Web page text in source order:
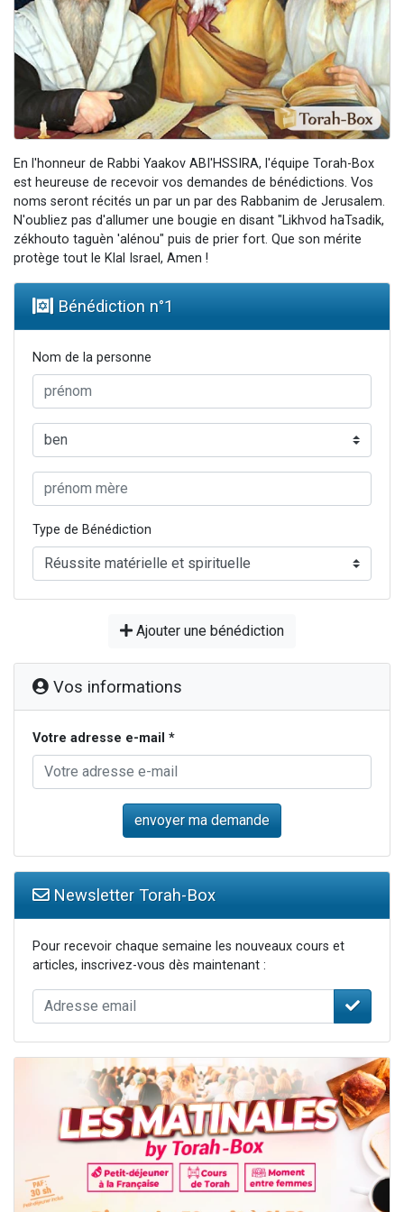
Nouvelle émission radio : Visions de grandeur n°104 : Le Chabbath et le Birkat Hamazone à travers le temps
Ariel vient de donner son Maasser
Il reste 49 places pour étudier en groupe sur Zoom
Eva vient de donner son Maasser
En l'honneur de Rabbi Yaakov ABI'HSSIRA, l'équipe Torah-Box
est heureuse de recevoir vos demandes de bénédictions. Vos
noms seront récités un par un par des Rabbanim de Jerusalem.
N'oubliez pas d'allumer une bougie en disant "Likhvod haTsadik,
zékhouto taguèn 'alénou" puis de prier fort. Que son mérite
protège tout le Klal Israel, Amen !
Bénédiction n°1
Nom de la personne
Type de Bénédiction
Ajouter une bénédiction
Vos informations
Votre adresse e-mail *
Newsletter Torah-Box
Pour recevoir chaque semaine les nouveaux cours et
articles, inscrivez-vous dès maintenant :